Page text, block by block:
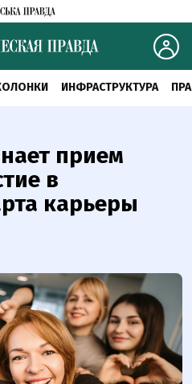
ИНФРАСТРУКТУРА
прием
в
карьеры